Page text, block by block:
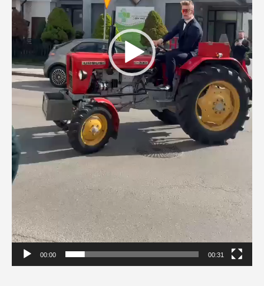
00:00 00:31